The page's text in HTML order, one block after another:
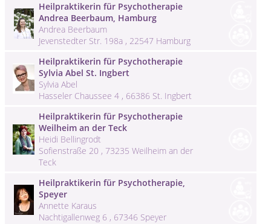
Heilpraktikerin für Psychotherapie
Andrea Beerbaum, Hamburg
Andrea Beerbaum
Jevenstedter Str. 198a , 22547 Hamburg
Heilpraktikerin für Psychotherapie
Sylvia Abel St. Ingbert
Sylvia Abel
Hasseler Chaussee 4 , 66386 St. Ingbert
Heilpraktikerin für Psychotherapie
Weilheim an der Teck
Heidi Bellingrodt
Sofienstraße 20 , 73235 Weilheim an der
Teck
Heilpraktikerin für Psychotherapie,
Speyer
Annette Karaus
Nachtigallenweg 6 , 67346 Speyer